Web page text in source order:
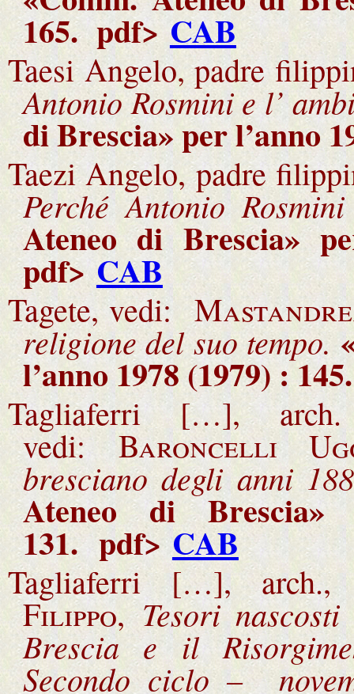
165.pdf> CAB
Taesi Angelo, padre
Antonio Rosmini e l’
di Brescia» per l’anno
Taezi Angelo, padre
Perché Antonio
Ateneo di Brescia»
pdf>CAB
Tagete, vedi:
religione del suo tempo.
l’anno 1978 (1979) : 145
Tagliaferri […], arch.
vedi:Baroncelli
bresciano degli anni
Ateneo di
131. pdf>CAB
Tagliaferri […],
Filippo, Tesori
Brescia e il
Secondo ciclo –